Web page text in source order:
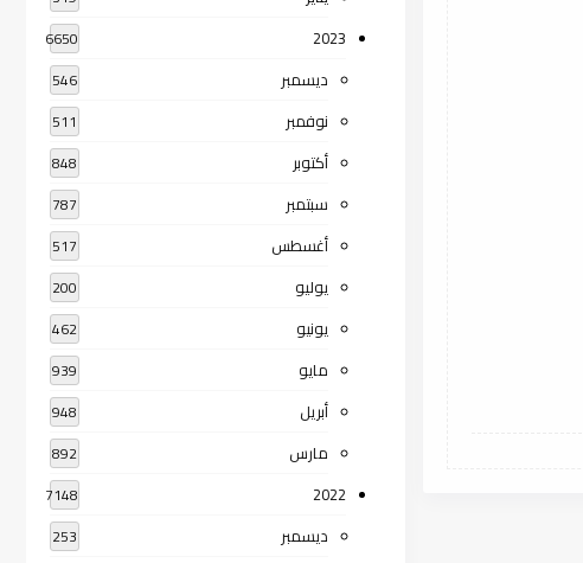
2023
6650
ديسمبر 546
نوفمبر 511
أكتوبر 848
سبتمبر 787
أغسطس 517
يوليو 200
يونيو 462
مايو 939
أبريل 948
مارس 892
2022
7148
ديسمبر 253